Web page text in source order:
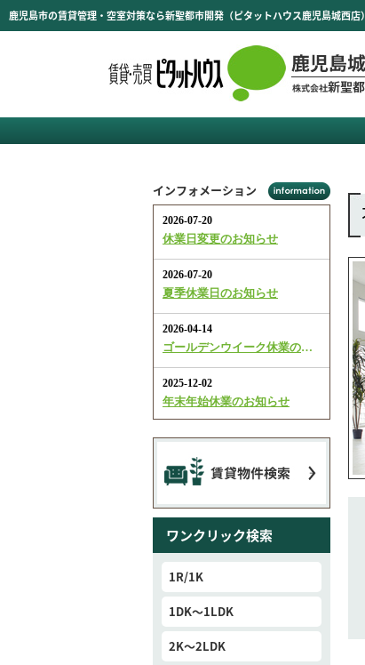
鹿児島市の賃貸管理・空室対策なら新聖都市開発（ピタットハウス鹿児島城西店
インフォメーション
ワンクリック検索
1R/1K
1DK～1LDK
2K～2LDK